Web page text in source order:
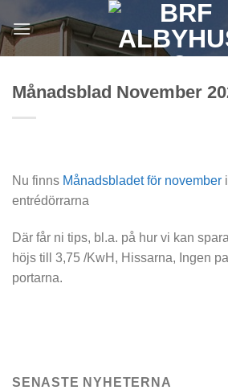
to
content
Månadsblad November
Nu finns Månadsbladet för november
entrédörrarna
Där får ni tips, bl.a. på hur vi kan
höjs till 3,75 /KwH, Hissarna, Ingen
portarna.
SENASTE NYHETERNA